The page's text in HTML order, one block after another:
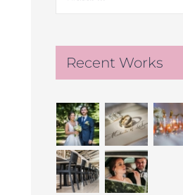
Recent Works